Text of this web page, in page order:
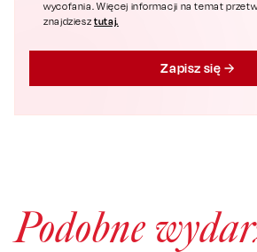
wycofania. Więcej informacji na temat
znajdziesztutaj.
Zapisz się
Podobne